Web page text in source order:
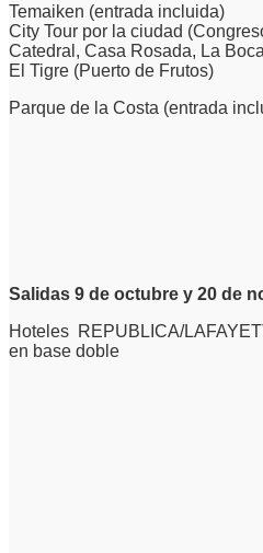
Temaiken (entrada incluida)
City Tour por la ciudad
Catedral, Casa Rosada, La
El Tigre (Puerto de Frutos)
Parque de la Costa (entrada
Salidas 9 de octubre y 20 de
Hoteles REPUBLICA/
en base doble